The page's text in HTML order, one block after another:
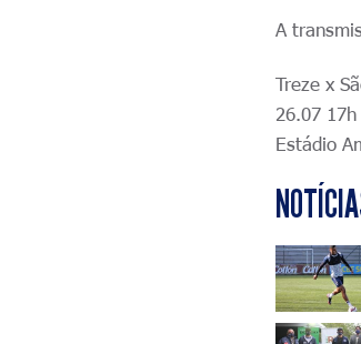
A
Treze x
26.07 17h
Estádio